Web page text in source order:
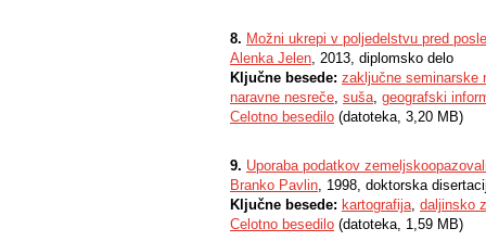
8. Možni ukrepi v poljedelstvu pred
Alenka Jelen, 2013, diplomsko delo
Ključne besede: zaključne seminarske
naravne nesreče, suša, geografski
Celotno besedilo (datoteka, 3,20 MB)
9. Uporaba podatkov
Branko Pavlin, 1998, doktorska
Ključne besede: kartografija, daljinsko
Celotno besedilo (datoteka, 1,59 MB)